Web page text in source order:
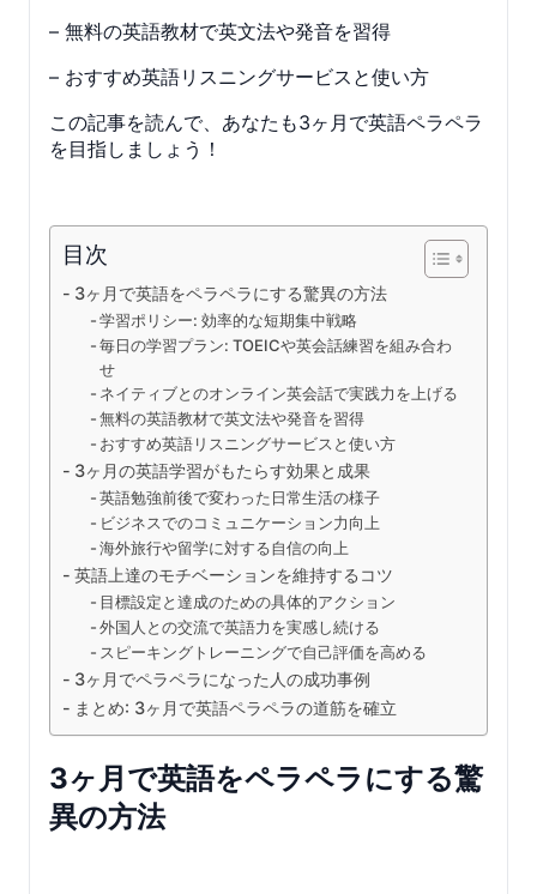
– 無料の英語教材で英文法や発音を習得
– おすすめ英語リスニングサービスと使い方
この記事を読んで、あなたも3ヶ月で英語ペラペラ
を目指しましょう！
目次
3ヶ月で英語をペラペラにする驚異の方法
学習ポリシー: 効率的な短期集中戦略
毎日の学習プラン: TOEICや英会話練習を組み合わ
せ
ネイティブとのオンライン英会話で実践力を上げる
無料の英語教材で英文法や発音を習得
おすすめ英語リスニングサービスと使い方
3ヶ月の英語学習がもたらす効果と成果
英語勉強前後で変わった日常生活の様子
ビジネスでのコミュニケーション力向上
海外旅行や留学に対する自信の向上
英語上達のモチベーションを維持するコツ
目標設定と達成のための具体的アクション
外国人との交流で英語力を実感し続ける
スピーキングトレーニングで自己評価を高める
3ヶ月でペラペラになった人の成功事例
まとめ: 3ヶ月で英語ペラペラの道筋を確立
3ヶ月で英語をペラペラにする驚
異の方法